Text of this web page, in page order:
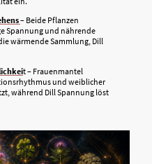
– Beide Pflanzen
Spannung und nährende
wärmende Sammlung, Dill
t – Frauenmantel
und weiblicher
während Dill Spannung löst